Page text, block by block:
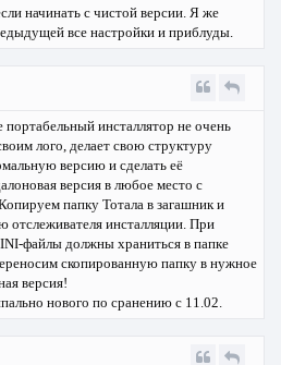
начинать с чистой версии. Я же
все настройки и приблуды.
портабельный инсталлятор не очень
лого, делает свою структуру
версию и сделать её
версия в любое место с
папку Тотала в загашник и
инсталляции. При
файлы должны храниться в папке
скопированную папку в нужное
версия!
нового по сранению с 11.02.